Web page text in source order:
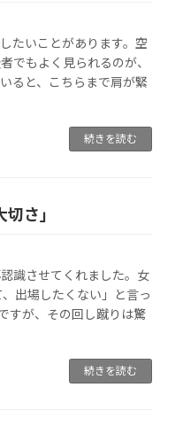
たいことがあります。空
でもよく見られるのが、
ると、こちらまで肩が緊
続きを読む
さ」
識させてくれました。女
出場したくない」と言っ
すが、その回し蹴りは驚
続きを読む